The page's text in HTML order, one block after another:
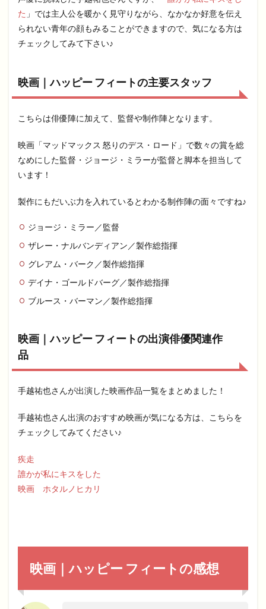
た 」では主人公を暖かく見守りながら、なかなか好意を伝え
られない青年の顔もみることができますので、気になる方は
チェックしてみて下さい♪
映画｜ハッピー フィートの主要スタッフ
こちらは俳優陣に加えて、監督や制作陣となります。
映画「マッドマックス 怒りのデス・ロード」で数々の賞を総
なめにした監督・ジョージ・ミラーが監督と脚本を担当して
います！
製作にもだいぶ力を入れているとわかる制作陣の面々ですね♪
ジョージ・ミラー／監督
ザレー・ナルバンディアン／製作総指揮
グレアム・バーク／製作総指揮
デイナ・ゴールドバーグ／製作総指揮
ブルース・バーマン／製作総指揮
映画｜ハッピー フィートの出演俳優関連作
品
手越祐也さんが出演した映画作品一覧をまとめました！
手越祐也さん出演のおすすめ映画が気になる方は、こちらを
チェックしてみてください♪
疾走
誰かが私にキスをした
映画 ホタルノヒカリ
映画｜ハッピー フィートの感想